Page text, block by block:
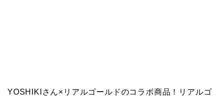
YOSHIKIさん×リアルゴールドのコラボ商品！リアルゴ